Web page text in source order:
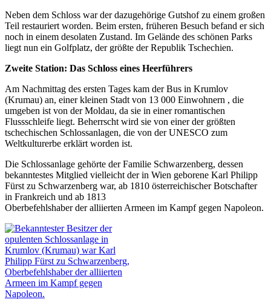
Neben dem Schloss war der dazugehörige Gutshof zu einem großen
Teil restauriert worden. Beim ersten, früheren Besuch befand er sich
noch in einem desolaten Zustand. Im Gelände des schönen Parks
liegt nun ein Golfplatz, der größte der Republik Tschechien.
Zweite Station: Das Schloss eines Heerführers
Am Nachmittag des ersten Tages kam der Bus in Krumlov
(Krumau) an, einer kleinen Stadt von 13 000 Einwohnern , die
umgeben ist von der Moldau, da sie in einer romantischen
Flussschleife liegt. Beherrscht wird sie von einer der größten
tschechischen Schlossanlagen, die von der UNESCO zum
Weltkulturerbe erklärt worden ist.
Die Schlossanlage gehörte der Familie Schwarzenberg, dessen
bekanntestes Mitglied vielleicht der in Wien geborene Karl Philipp
Fürst zu Schwarzenberg war, ab 1810 österreichischer Botschafter
in Frankreich und ab 1813
Oberbefehlshaber der alliierten Armeen im Kampf gegen Napoleon.